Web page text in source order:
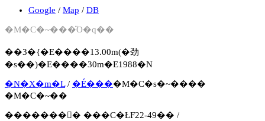
Google / Map / DB
�M�C�~���̎O�q��
��3�{�E����13.00m(�劲
�s��)�E����30m�E1988�N
�N�X�m�L/ �É����M�C�s�~����
�M�C�~��
�������񍐏� ���C�ŁF22-49�� /